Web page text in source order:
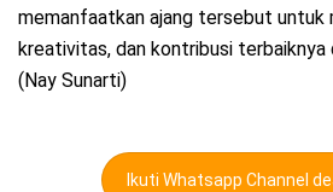
memanfaatkan ajang tersebut untuk
kreativitas, dan kontribusi terbaiknya
(Nay Sunarti)
Ikuti Whatsapp Channel